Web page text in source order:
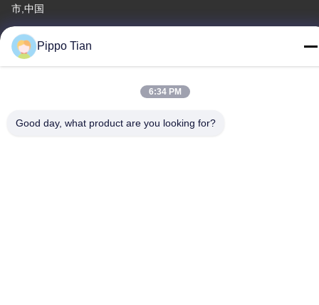
市,中国
テレ
86--13590447319
Pippo Tian
6:34 PM
Good day, what product are you looking for?